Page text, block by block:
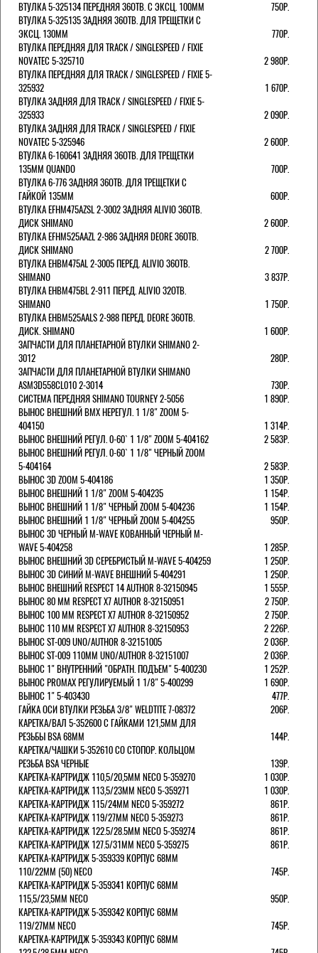
ВТУЛКА 5-325134 ПЕРЕДНЯЯ 36ОТВ. С ЭКСЦ. 100ММ
750Р.
ВТУЛКА 5-325135 ЗАДНЯЯ 36ОТВ. ДЛЯ ТРЕЩЕТКИ С
ЭКСЦ. 130ММ
770Р.
ВТУЛКА ПЕРЕДНЯЯ ДЛЯ TRACK / SINGLESPEED / FIXIE
NOVATEC 5-325710
2 980Р.
ВТУЛКА ПЕРЕДНЯЯ ДЛЯ TRACK / SINGLESPEED / FIXIE 5-
325932
1 670Р.
ВТУЛКА ЗАДНЯЯ ДЛЯ TRACK / SINGLESPEED / FIXIE 5-
325933
2 090Р.
ВТУЛКА ЗАДНЯЯ ДЛЯ TRACK / SINGLESPEED / FIXIE
NOVATEC 5-325946
2 600Р.
ВТУЛКА 6-160641 ЗАДНЯЯ 36ОТВ. ДЛЯ ТРЕЩЕТКИ
135ММ QUANDO
700Р.
ВТУЛКА 6-776 ЗАДНЯЯ 36ОТВ. ДЛЯ ТРЕЩЕТКИ С
ГАЙКОЙ 135ММ
600Р.
ВТУЛКА EFHM475AZSL 2-3002 ЗАДНЯЯ ALIVIO 36ОТВ.
ДИСК SHIMANO
2 600Р.
ВТУЛКА EFHM525AAZL 2-986 ЗАДНЯЯ DEORE 36ОТВ.
ДИСК SHIMANO
2 700Р.
ВТУЛКА EHBM475AL 2-3005 ПЕРЕД. ALIVIO 36ОТВ.
SHIMANO
3 837Р.
ВТУЛКА EHBM475BL 2-911 ПЕРЕД. ALIVIO 32ОТВ.
SHIMANO
1 750Р.
ВТУЛКА EHBM525AALS 2-988 ПЕРЕД. DEORE 36ОТВ.
ДИСК. SHIMANO
1 600Р.
ЗАПЧАСТИ ДЛЯ ПЛАНЕТАРНОЙ ВТУЛКИ SHIMANO 2-
3012
280Р.
ЗАПЧАСТИ ДЛЯ ПЛАНЕТАРНОЙ ВТУЛКИ SHIMANO
ASM3D558CL010 2-3014
730Р.
СИСТЕМА ПЕРЕДНЯЯ SHIMANO TOURNEY 2-5056
1 890Р.
ВЫНОС ВНЕШНИЙ BMX НЕРЕГУЛ. 1 1/8" ZOOM 5-
404150
1 314Р.
ВЫНОС ВНЕШНИЙ РЕГУЛ. 0-60` 1 1/8" ZOOM 5-404162
2 583Р.
ВЫНОС ВНЕШНИЙ РЕГУЛ. 0-60` 1 1/8" ЧЕРНЫЙ ZOOM
5-404164
2 583Р.
ВЫНОС 3D ZOOM 5-404186
1 350Р.
ВЫНОС ВНЕШНИЙ 1 1/8" ZOOM 5-404235
1 154Р.
ВЫНОС ВНЕШНИЙ 1 1/8" ЧЕРНЫЙ ZOOM 5-404236
1 154Р.
ВЫНОС ВНЕШНИЙ 1 1/8" ЧЕРНЫЙ ZOOM 5-404255
950Р.
ВЫНОС 3D ЧЕРНЫЙ M-WAVE КОВАННЫЙ ЧЕРНЫЙ M-
WAVE 5-404258
1 285Р.
ВЫНОС ВНЕШНИЙ 3D СЕРЕБРИСТЫЙ M-WAVE 5-404259
1 250Р.
ВЫНОС 3D СИНИЙ M-WAVE ВНЕШНИЙ 5-404291
1 250Р.
ВЫНОС ВНЕШНИЙ RESPECT 14 AUTHOR 8-32150945
1 555Р.
ВЫНОС 80 ММ RESPECT Х7 AUTHOR 8-32150951
2 750Р.
ВЫНОС 100 ММ RESPECT Х7 AUTHOR 8-32150952
2 750Р.
ВЫНОС 110 ММ RESPECT Х7 AUTHOR 8-32150953
2 226Р.
ВЫНОС ST-009 UNO/AUTHOR 8-32151005
2 036Р.
ВЫНОС ST-009 110ММ UNO/AUTHOR 8-32151007
2 036Р.
ВЫНОС 1" ВНУТРЕННИЙ "ОБРАТН. ПОДЪЕМ" 5-400230
1 252Р.
ВЫНОС PROMAX РЕГУЛИРУЕМЫЙ 1 1/8" 5-400299
1 690Р.
ВЫНОС 1" 5-403430
477Р.
ГАЙКА ОСИ ВТУЛКИ РЕЗЬБА 3/8" WELDTITE 7-08372
206Р.
КАРЕТКА/ВАЛ 5-352600 С ГАЙКАМИ 121,5ММ ДЛЯ
РЕЗЬБЫ BSA 68ММ
144Р.
КАРЕТКА/ЧАШКИ 5-352610 СО СТОПОР. КОЛЬЦОМ
РЕЗЬБА BSA ЧЕРНЫЕ
139Р.
КАРЕТКА-КАРТРИДЖ 110,5/20,5ММ NECO 5-359270
1 030Р.
КАРЕТКА-КАРТРИДЖ 113,5/23ММ NECO 5-359271
1 030Р.
КАРЕТКА-КАРТРИДЖ 115/24ММ NECO 5-359272
861Р.
КАРЕТКА-КАРТРИДЖ 119/27ММ NECO 5-359273
861Р.
КАРЕТКА-КАРТРИДЖ 122.5/28.5ММ NECO 5-359274
861Р.
КАРЕТКА-КАРТРИДЖ 127.5/31ММ NECO 5-359275
861Р.
КАРЕТКА-КАРТРИДЖ 5-359339 КОРПУС 68ММ
110/22ММ (50) NECO
745Р.
КАРЕТКА-КАРТРИДЖ 5-359341 КОРПУС 68ММ
115,5/23,5ММ NECO
950Р.
КАРЕТКА-КАРТРИДЖ 5-359342 КОРПУС 68ММ
119/27ММ NECO
745Р.
КАРЕТКА-КАРТРИДЖ 5-359343 КОРПУС 68ММ